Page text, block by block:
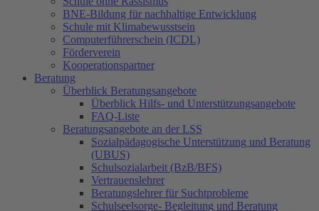
BNE-Bildung für nachhaltige Entwicklung
Schule mit Klimabewusstsein
Computerführerschein (ICDL)
Förderverein
Kooperationspartner
Beratung
Überblick Beratungsangebote
Überblick Hilfs- und Unterstützungsangebote
FAQ-Liste
Beratungsangebote an der LSS
Sozialpädagogische Unterstützung und Beratung
(UBUS)
Schulsozialarbeit (BzB/BFS)
Vertrauenslehrer
Beratungslehrer für Suchtprobleme
Schulseelsorge- Begleitung und Beratung